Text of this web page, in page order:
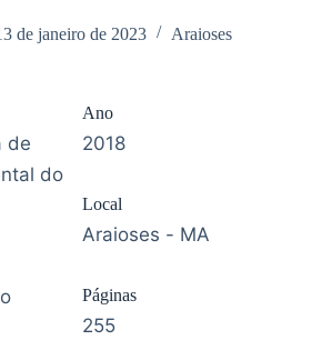
de janeiro de 2023 Araioses
de
do
Ano
2018
Local
Araioses - MA
Páginas
255